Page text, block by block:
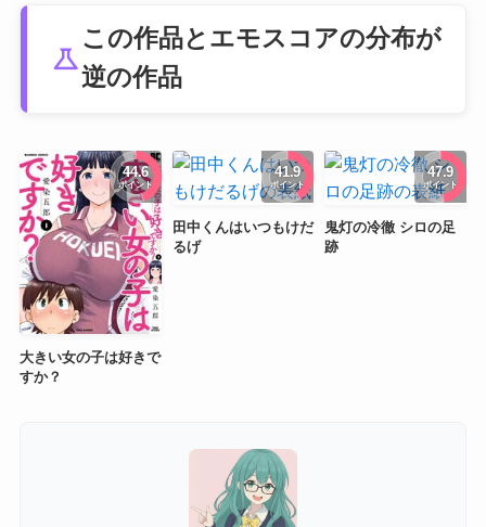
science
この作品とエモスコアの分布が
逆の作品
44.6
ポイント
大きい女の子は好きで
すか？
41.9
ポイント
田中くんはいつもけだ
るげ
47.9
ポイント
鬼灯の冷徹 シロの足
跡